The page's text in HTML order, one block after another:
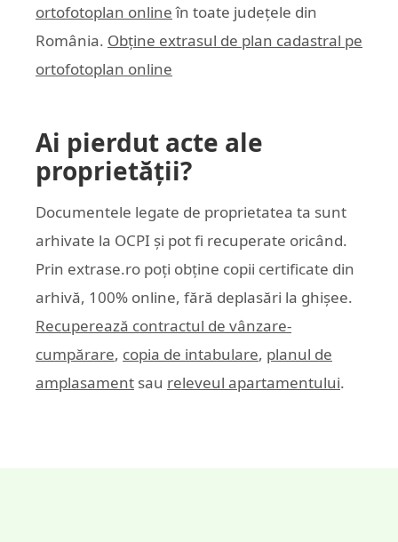
ortofotoplan online în toate județele din
România. Obține extrasul de plan cadastral pe
ortofotoplan online
Ai pierdut acte ale
proprietății?
Documentele legate de proprietatea ta sunt
arhivate la OCPI și pot fi recuperate oricând.
Prin extrase.ro poți obține copii certificate din
arhivă, 100% online, fără deplasări la ghișee.
Recuperează contractul de vânzare-
cumpărare, copia de intabulare, planul de
amplasament sau releveul apartamentului.